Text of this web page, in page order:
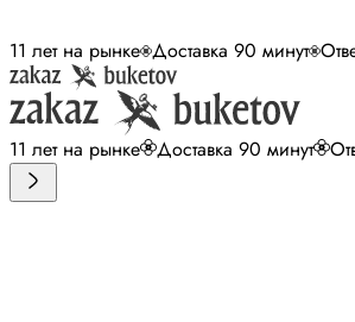
11 лет на рынке Доставка 90 минут
11 лет на рынке Доставка 90 минут